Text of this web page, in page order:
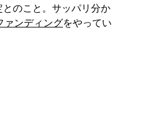
のこと。サッパリ分か
ァンディングをやってい